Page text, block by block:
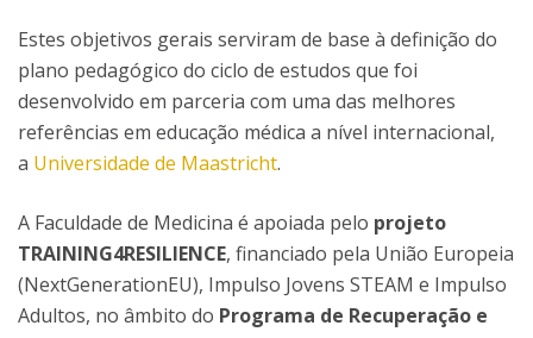
Estes objetivos gerais serviram de base à definição do
plano pedagógico do ciclo de estudos que foi
desenvolvido em parceria com uma das melhores
referências em educação médica a nível internacional,
a Universidade de Maastricht.
A Faculdade de Medicina é apoiada pelo projeto
TRAINING4RESILIENCE, financiado pela União Europeia
(NextGenerationEU), Impulso Jovens STEAM e Impulso
Adultos, no âmbito do Programa de Recuperação e